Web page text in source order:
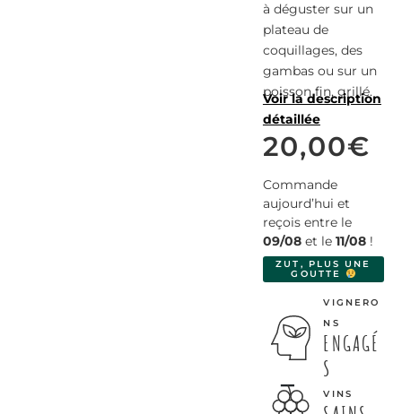
à déguster sur un
plateau de
coquillages, des
gambas ou sur un
poisson fin, grillé.
Voir la description
détaillée
20,00€
Commande
aujourd’hui et
reçois entre le
09/08et le 11/08!
ZUT, PLUS UNE
GOUTTE
VIGNERO
NS
ENGAGÉ
S
VINS